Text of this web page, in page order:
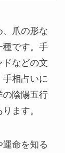
爪の形な
種です。手
などの文
相占いに
の陰陽五行
ます。
命を知る